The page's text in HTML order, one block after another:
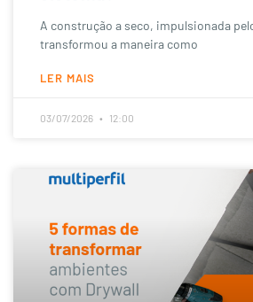
A construção a seco, impulsionada
transformou a maneira como
LER MAIS
03/07/2026 12:00